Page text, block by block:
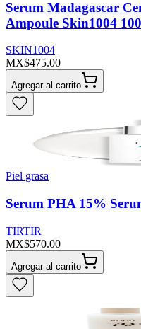
Serum Madagascar
Ampoule Skin1004
SKIN1004
MX$475.00
Agregar al carrito
Piel grasa
Serum PHA 15%
TIRTIR
MX$570.00
Agregar al carrito